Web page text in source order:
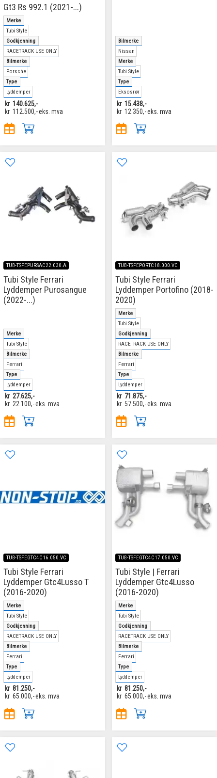
Gt3 Rs 992.1 (2021-...)
Merke
Tubi Style
Godkjenning
RACETRACK USE ONLY
Bilmerke
Porsche
Type
Lyddemper
kr 140.625,-
kr 112.500,-eks. mva
Bilmerke
Nissan
Merke
Tubi Style
Type
Eksosrør
kr 15.438,-
kr 12.350,-eks. mva
TUB-TSFEPURSAC22.030.A
Tubi Style Ferrari
Lyddemper Purosangue
(2022-...)
Merke
Tubi Style
Bilmerke
Ferrari
Type
Lyddemper
kr 27.625,-
kr 22.100,-eks. mva
TUB-TSFEPORTC18.000.VC
Tubi Style Ferrari
Lyddemper Portofino (2018-
2020)
Merke
Tubi Style
Godkjenning
RACETRACK USE ONLY
Bilmerke
Ferrari
Type
Lyddemper
kr 71.875,-
kr 57.500,-eks. mva
TUB-TSFEGTC4C16.050.VC
Tubi Style Ferrari
Lyddemper Gtc4Lusso T
(2016-2020)
Merke
Tubi Style
Godkjenning
RACETRACK USE ONLY
Bilmerke
Ferrari
Type
Lyddemper
kr 81.250,-
kr 65.000,-eks. mva
TUB-TSFEGTC4C17.050.VC
Tubi Style | Ferrari
Lyddemper Gtc4Lusso
(2016-2020)
Merke
Tubi Style
Godkjenning
RACETRACK USE ONLY
Bilmerke
Ferrari
Type
Lyddemper
kr 81.250,-
kr 65.000,-eks. mva